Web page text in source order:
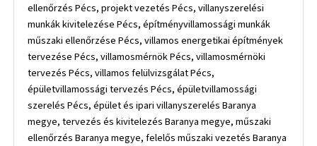
ellenőrzés Pécs, projekt vezetés Pécs, villanyszerelési
munkák kivitelezése Pécs, építményvillamossági munkák
műszaki ellenőrzése Pécs, villamos energetikai építmények
tervezése Pécs, villamosmérnök Pécs, villamosmérnöki
tervezés Pécs, villamos felülvizsgálat Pécs,
épületvillamossági tervezés Pécs, épületvillamossági
szerelés Pécs, épület és ipari villanyszerelés Baranya
megye, tervezés és kivitelezés Baranya megye, műszaki
ellenőrzés Baranya megye, felelős műszaki vezetés Baranya